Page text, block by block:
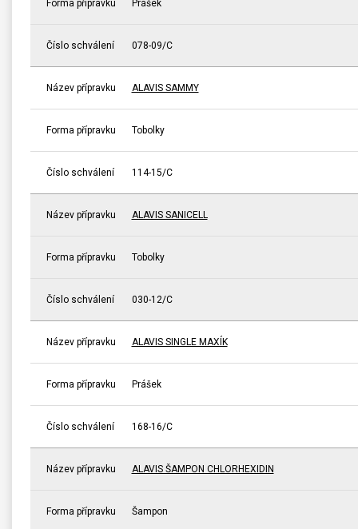
Forma přípravku Prášek
Číslo schválení 078-09/C
Název přípravku ALAVIS SAMMY
Forma přípravku Tobolky
Číslo schválení 114-15/C
Název přípravku ALAVIS SANICELL
Forma přípravku Tobolky
Číslo schválení 030-12/C
Název přípravku ALAVIS SINGLE MAXÍK
Forma přípravku Prášek
Číslo schválení 168-16/C
Název přípravku ALAVIS ŠAMPON CHLORHEXIDIN
Forma přípravku Šampon